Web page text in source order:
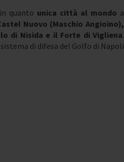
quanto unica città al mondo a
Nuovo (Maschio Angioino),
di Nisida e il Forte di Vigliena.
di difesa del Golfo di Napoli